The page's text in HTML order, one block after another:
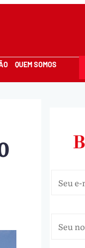
QUEM SOMOS